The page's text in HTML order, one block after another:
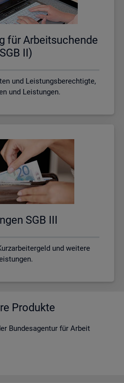
für Ar­beit­su­chen­de
II)
und Leistungsberechtigte,
und Leistungen.
SGB III
und weitere
Produkte
Bundesagentur für Arbeit